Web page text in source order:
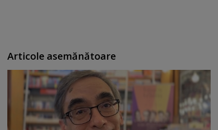
Articole asemănătoare